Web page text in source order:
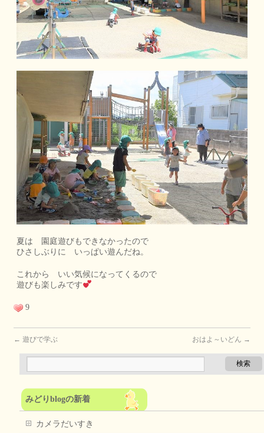
夏は 園庭遊びもできなかったので
ひさしぶりに いっぱい遊んだね。
これから いい気候になってくるので
遊びも楽しみです
9
← 遊びで学ぶ おはよ～いどん →
みどりblogの新着
カメラだいすき